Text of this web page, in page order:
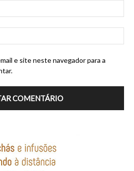
e site neste navegador para a